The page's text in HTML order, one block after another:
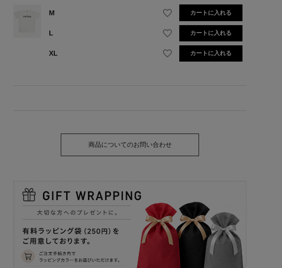
M カートに入れる
L カートに入れる
XL カートに入れる
商品についてのお問い合わせ